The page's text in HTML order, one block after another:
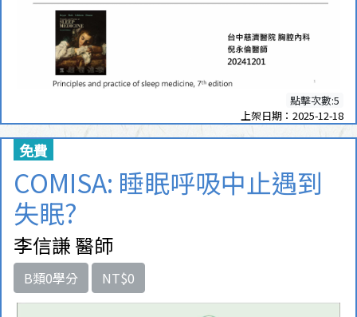
點擊次數:5
上架日期：2025-12-18
免費
COMISA: 睡眠呼吸中止遇到
失眠?
李信謙 醫師
B類0學分 NT$0